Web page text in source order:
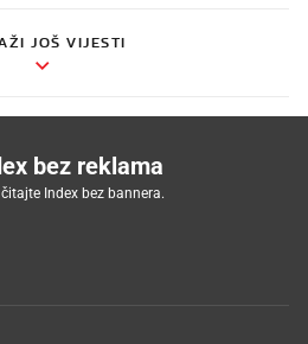
JOŠ VIJESTI
bez reklama
Index bez bannera.